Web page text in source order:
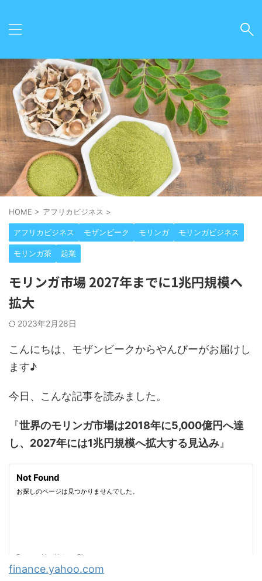
HOME > アフリカビジネス >
アフリカビジネス モザンビーク モリンガ モリンガビジネス
モリンガ茶 起業
モリンガ市場 2027年までに1兆円規模へ
拡大
2023年2月28日
こんにちは、モザンビークからやんびーがお届けし
ます♪
今日、こんな記事を読みました。
『世界のモリンガ市場は2018年に5,000億円へ達
し、2027年には1兆円規模へ拡大する見込み 』
finance.yahoo.com